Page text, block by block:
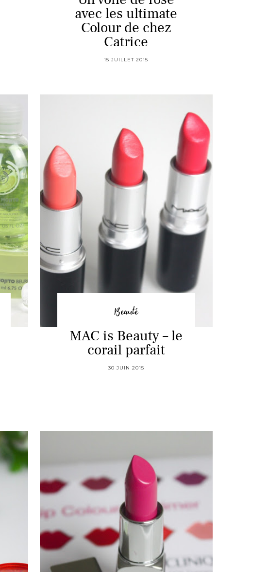
avec les ultimate
Colour de chez
Catrice
15 JUILLET 2015
Beauté
MAC is Beauty – le
corail parfait
30 JUIN 2015